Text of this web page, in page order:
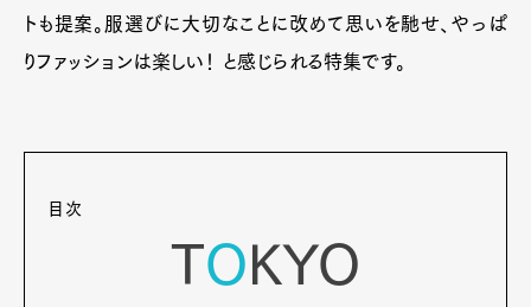
トも提案。服選びに大切なことに改めて思いを馳せ、やっぱ
りファッションは楽しい！ と感じられる特集です。
目次
TO KYO